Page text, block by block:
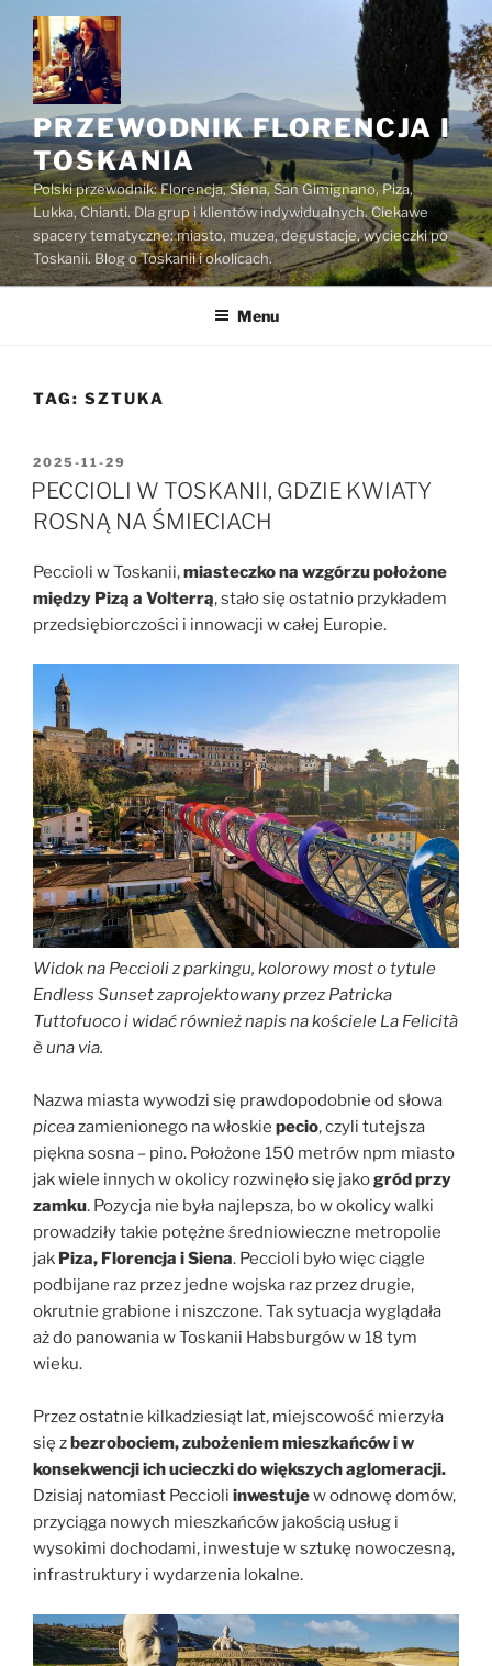
Przejdź
treści
PRZEWODNIK FLORENCJA I
TOSKANIA
Polski przewodnik: Florencja, Siena, San Gimignano, Piza,
Lukka, Chianti. Dla grup i klientów indywidualnych. Ciekawe
spacery tematyczne: miasto, muzea, degustacje, wycieczki po
Toskanii. Blog o Toskanii i okolicach.
Menu
TAG: SZTUKA
OPUBLIKOWANE
W
2025-11-29
PECCIOLI W TOSKANII, GDZIE KWIATY
ROSNĄ NA ŚMIECIACH
Peccioli w Toskanii,miasteczko na wzgórzu położone
między Pizą a Volterrą, stało się ostatnio przykładem
przedsiębiorczości i innowacji w całej Europie.
Widok na Peccioli z parkingu, kolorowy most o tytule
Endless Sunset zaprojektowany przez Patricka
Tuttofuoco i widać również napis na kościele La Felicità
è una via.
Nazwa miasta wywodzi się prawdopodobnie od słowa
piceazamienionego na włoskie pecio, czyli tutejsza
piękna sosna – pino. Położone 150 metrów npm miasto
jak wiele innych w okolicy rozwinęło się jakogród przy
zamku. Pozycja nie była najlepsza, bo w okolicy walki
prowadziły takie potężne średniowieczne metropolie
jak Piza, Florencja i Siena. Peccioli było więc ciągle
podbijane raz przez jedne wojska raz przez drugie,
okrutnie grabione i niszczone. Tak sytuacja wyglądała
aż do panowania w Toskanii Habsburgów w 18 tym
wieku.
Przez ostatnie kilkadziesiąt lat, miejscowość mierzyła
się z bezrobociem, zubożeniem mieszkańców i w
konsekwencji ich ucieczki do większych aglomeracji.
Dzisiaj natomiast Peccioli inwestujew odnowę domów,
przyciąga nowych mieszkańców jakością usług i
wysokimi dochodami, inwestuje w sztukę nowoczesną,
infrastruktury i wydarzenia lokalne.